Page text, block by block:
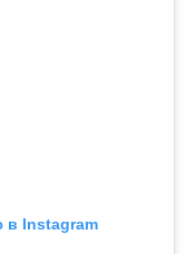
в Instagram